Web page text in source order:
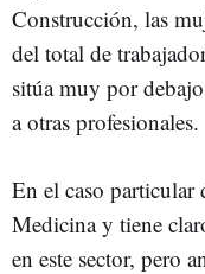
Construcción, las
del total de
sitúa muy por
a otras profesionales.
En el caso particular
Medicina y tiene
en este sector, pero